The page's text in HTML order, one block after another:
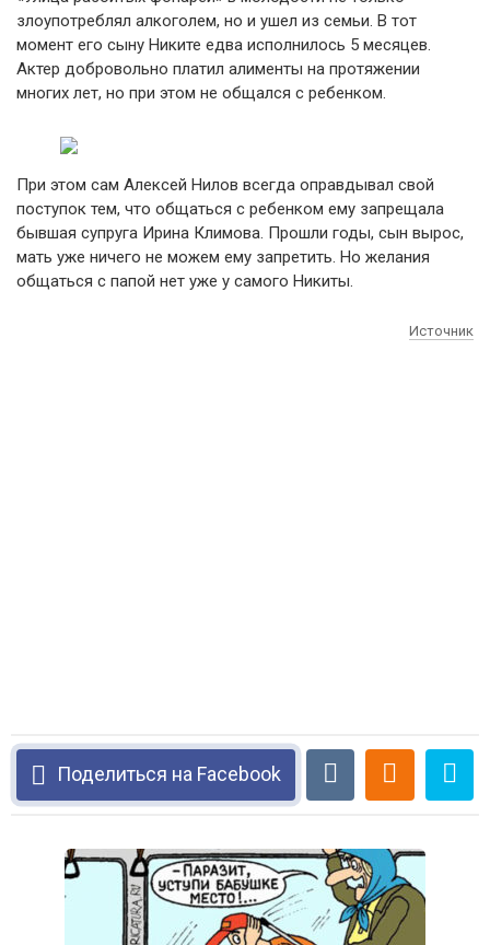
злоупотреблял алкоголем, но и ушел из семьи. В тот
момент его сыну Никите едва исполнилось 5 месяцев.
Актер добровольно платил алименты на протяжении
многих лет, но при этом не общался с ребенком.
При этом сам Алексей Нилов всегда оправдывал свой
поступок тем, что общаться с ребенком ему запрещала
бывшая супруга Ирина Климова. Прошли годы, сын вырос,
мать уже ничего не можем ему запретить. Но желания
общаться с папой нет уже у самого Никиты.
Источник
Поделиться на Facebook